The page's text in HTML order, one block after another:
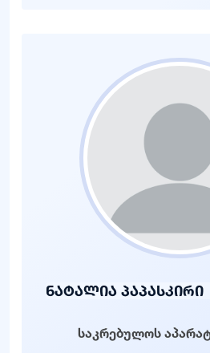
ნატალია პაპასკირი
საკრებულოს